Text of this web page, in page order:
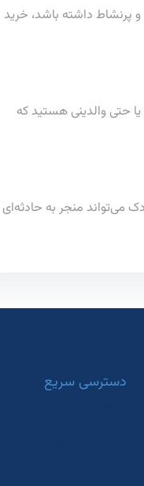
پرنشاط داشته باشد، خرید
حتی والدینی هستید که
می‌تواند منجر به حادثه‌ای
دسترسی سریع